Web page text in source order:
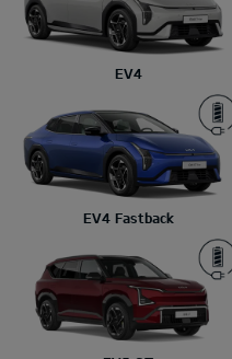
EV4
EV4 Fastback